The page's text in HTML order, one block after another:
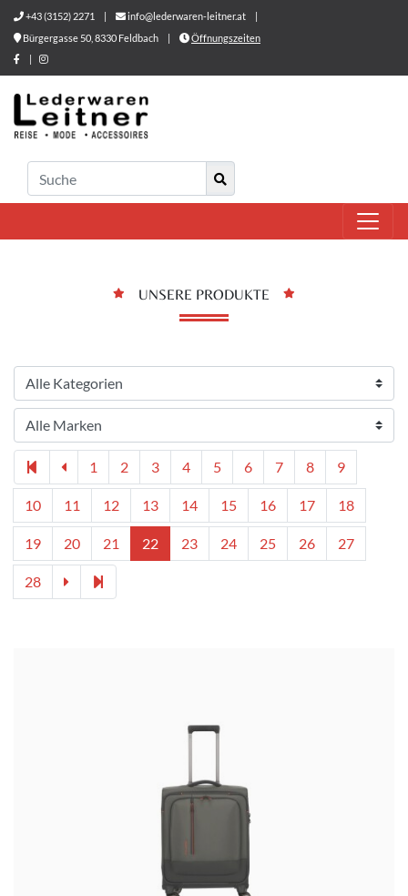
+43 (3152) 2271 | info@lederwaren-leitner.at
|
Bürgergasse 50, 8330 Feldbach
|
Öffnungszeiten
|
UNSERE PRODUKTE
1 2 3 4 5 6 7 8 9
10 11 12 13 14 15 16 17 18
19 20 21 22 23 24 25 26 27
28